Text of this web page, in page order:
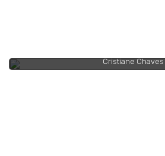
Cristiane Chaves